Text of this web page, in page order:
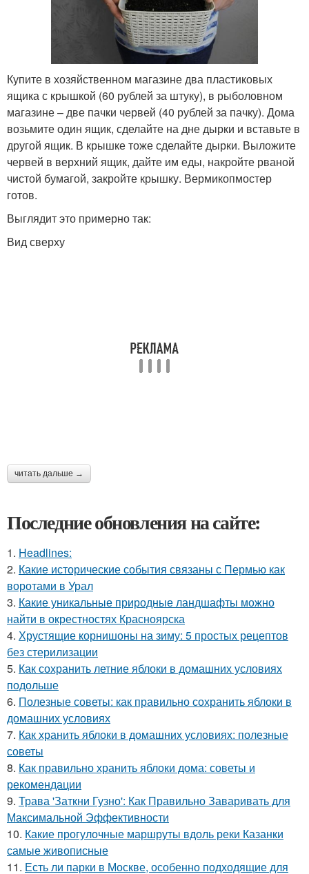
Купите в хозяйственном магазине два пластиковых
ящика с крышкой (60 рублей за штуку), в рыболовном
магазине – две пачки червей (40 рублей за пачку). Дома
возьмите один ящик, сделайте на дне дырки и вставьте в
другой ящик. В крышке тоже сделайте дырки. Выложите
червей в верхний ящик, дайте им еды, накройте рваной
чистой бумагой, закройте крышку. Вермикопмостер
готов.
Выглядит это примерно так:
Вид сверху
читать дальше →
Последние обновления на сайте:
1. Headlines:
2. Какие исторические события связаны с Пермью как
воротами в Урал
3. Какие уникальные природные ландшафты можно
найти в окрестностях Красноярска
4. Хрустящие корнишоны на зиму: 5 простых рецептов
без стерилизации
5. Как сохранить летние яблоки в домашних условиях
подольше
6. Полезные советы: как правильно сохранить яблоки в
домашних условиях
7. Как хранить яблоки в домашних условиях: полезные
советы
8. Как правильно хранить яблоки дома: советы и
рекомендации
9. Трава 'Заткни Гузно': Как Правильно Заваривать для
Максимальной Эффективности
10. Какие прогулочные маршруты вдоль реки Казанки
самые живописные
11. Есть ли парки в Москве, особенно подходящие для